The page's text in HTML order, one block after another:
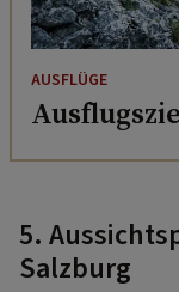
AUSFLÜGE
5.
Salzburg